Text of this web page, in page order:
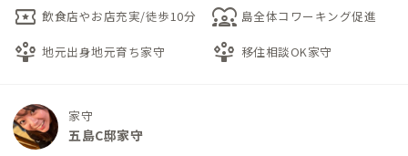
local_activity 飲食店やお店充実/徒歩10分 diversity_1 島全体コワーキング促進
person_play 地元出身地元育ち家守 person_play 移住相談OK家守
家守
五島C邸家守